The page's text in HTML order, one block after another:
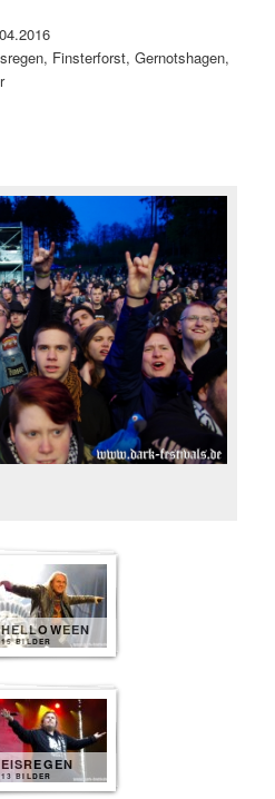
Finsterforst, Gernotshagen,
HELLOWEEN
15 BILDER
EISREGEN
13 BILDER